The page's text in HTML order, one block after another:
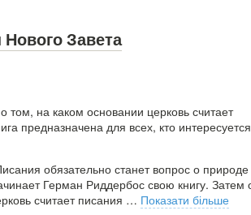
Завета
на каком основании церковь считает
предназначена для всех, кто интересуется
обязательно станет вопрос о природе
Герман Риддербос свою книгу. Затем
считает писания … Показати більше